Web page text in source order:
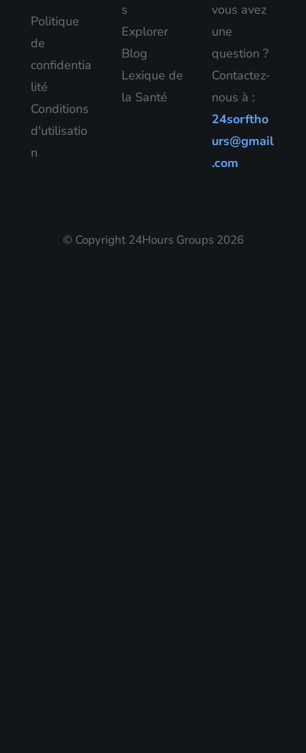
Politique
de
confidentia
lité
Conditions
d'utilisatio
n
s
Explorer
Blog
Lexique de
la Santé
vous avez
une
question ?
Contactez-
nous à :
24sorftho
urs@gmail
.com
© Copyright 24Hours Groups 2026